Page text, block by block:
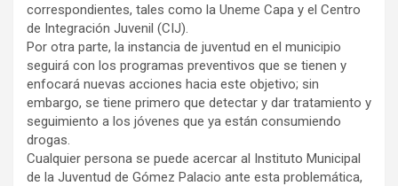
correspondientes, tales como la Uneme Capa y el Centro
de Integración Juvenil (CIJ).
Por otra parte, la instancia de juventud en el municipio
seguirá con los programas preventivos que se tienen y
enfocará nuevas acciones hacia este objetivo; sin
embargo, se tiene primero que detectar y dar tratamiento y
seguimiento a los jóvenes que ya están consumiendo
drogas.
Cualquier persona se puede acercar al Instituto Municipal
de la Juventud de Gómez Palacio ante esta problemática,